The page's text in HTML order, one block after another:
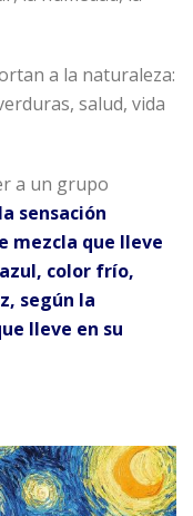
a la naturaleza:
salud, vida
a un grupo
sensación
mezcla que lleve
color frío,
según la
lleve en su